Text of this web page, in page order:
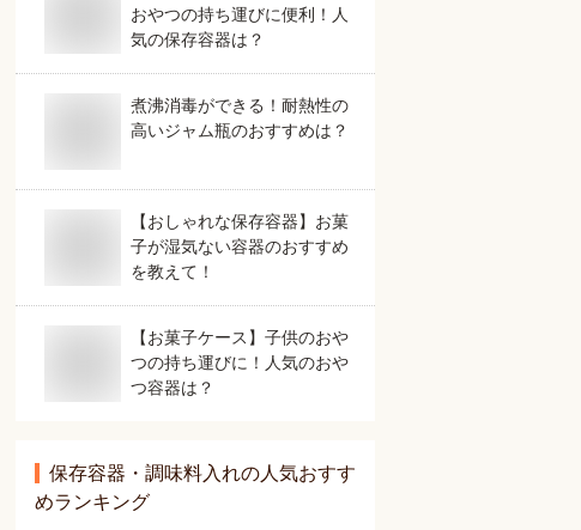
おやつの持ち運びに便利！人
気の保存容器は？
煮沸消毒ができる！耐熱性の
高いジャム瓶のおすすめは？
【おしゃれな保存容器】お菓
子が湿気ない容器のおすすめ
を教えて！
【お菓子ケース】子供のおや
つの持ち運びに！人気のおや
つ容器は？
保存容器・調味料入れの人気おすす
めランキング